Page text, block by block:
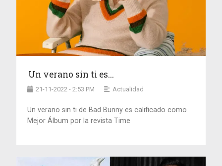
Un verano sin ti es...
21-11-2022 - 2:53 PM Actualidad
Un verano sin ti de Bad Bunny es calificado como
Mejor Álbum por la revista Time